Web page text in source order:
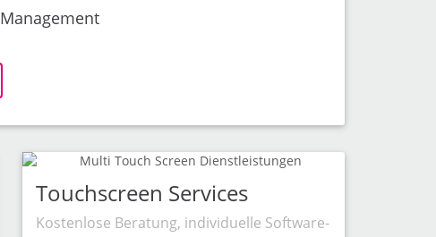
Touchscreen Services
Kostenlose Beratung, individuelle Software-